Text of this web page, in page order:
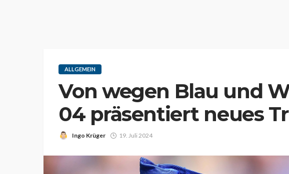
ALLGEMEIN
Von wegen Blau und
04 präsentiert neues
Ingo Krüger 19. Juli 2024